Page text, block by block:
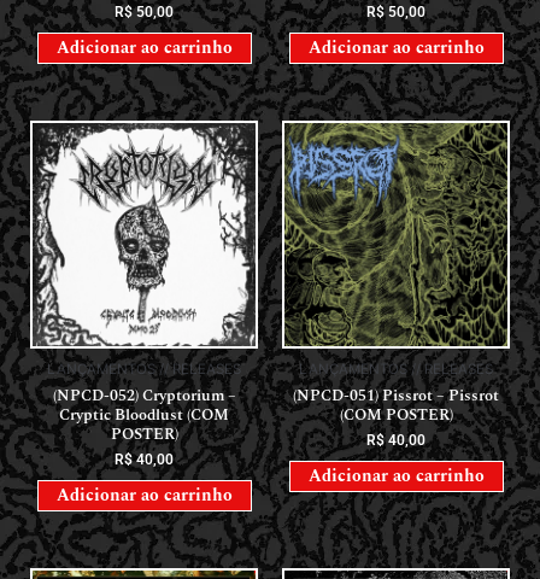
R$50,00
Adicionar ao carrinho
R$ 50,00
Adicionar ao carrinho
LANÇAMENTOS // RELEASES
(NPCD-052) Cryptorium –
Cryptic Bloodlust (COM
POSTER)
R$40,00
Adicionar ao carrinho
LANÇAMENTOS // RELEASES
(NPCD-051) Pissrot – Pissrot
(COM POSTER)
R$40,00
Adicionar ao carrinho